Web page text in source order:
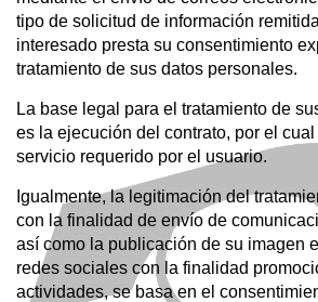
tipo de solicitud de información
interesado presta su consentimiento
tratamiento de sus datos personales.
La base legal para el tratamiento de
es la ejecución del contrato, por el cual
servicio requerido por el usuario.
Igualmente, la legitimación del
con la finalidad de envío de
así como la publicación de su imagen
redes sociales con la finalidad
actividades, se basa en el